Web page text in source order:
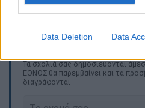
Data Deletion Data
εκπομπών ρύπων.
Τα σχολιά σας δημοσιεύονται
ΕΘΝΟΣ θα παρεμβαίνει και τα
διαγράφονται